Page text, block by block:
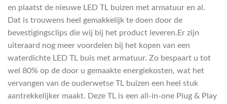
en plaatst de nieuwe LED TL buizen met armatuur en al.
Dat is trouwens heel gemakkelijk te doen door de
bevestigingsclips die wij bij het product leveren.Er zijn
uiteraard nog meer voordelen bij het kopen van een
waterdichte LED TL buis met armatuur. Zo bespaart u tot
wel 80% op de door u gemaakte energiekosten, wat het
vervangen van de ouderwetse TL buizen een heel stuk
aantrekkelijker maakt. Deze TL is een all-in-one Plug & Play